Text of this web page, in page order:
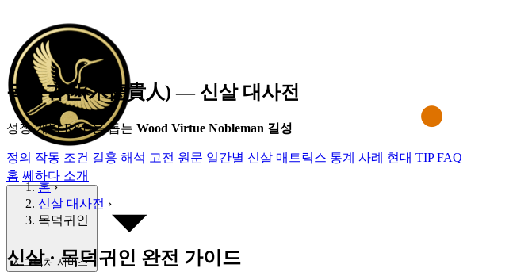
홈 쎄하다 소개
시그니처 서비스
목덕귀인(木德貴人) ― 신살 대사전
성장·개발 R&D을 돕는 Wood Virtue Nobleman 길성
정의 작동 조건 길흉 해석 고전 원문 일간별 신살 매트릭스 통계 사례 현대 TIP FAQ
홈›
신살 대사전 ›
목덕귀인
신살 · 목덕귀인 완전 가이드